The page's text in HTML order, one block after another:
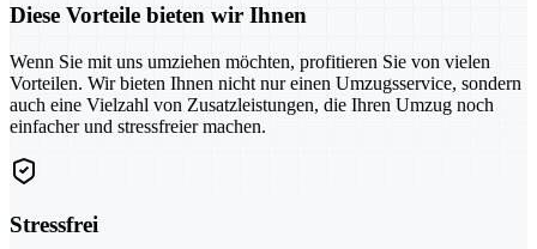
Diese Vorteile bieten wir Ihnen
Wenn Sie mit uns umziehen möchten, profitieren Sie von vielen
Vorteilen. Wir bieten Ihnen nicht nur einen Umzugsservice, sondern
auch eine Vielzahl von Zusatzleistungen, die Ihren Umzug noch
einfacher und stressfreier machen.
Stressfrei